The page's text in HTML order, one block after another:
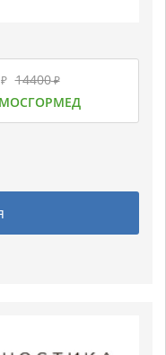
₽ 14400₽
МОСГОРМЕД